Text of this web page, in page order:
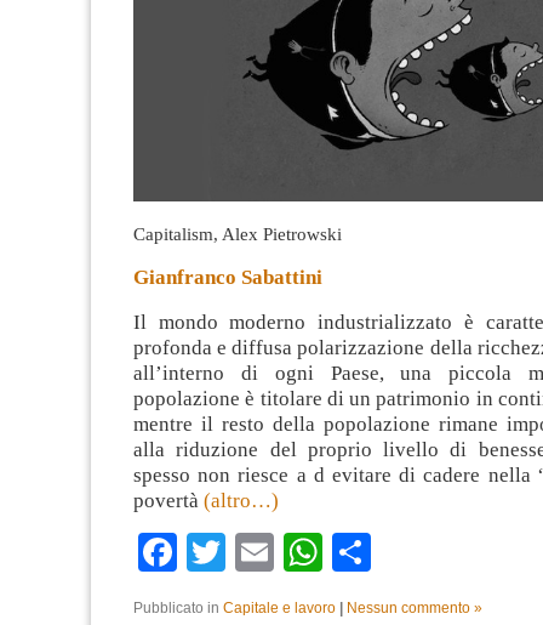
Capitalism, Alex Pietrowski
Gianfranco Sabattini
Il mondo moderno industrializzato è
profonda e diffusa polarizzazione della
all’interno di ogni Paese, una piccola
popolazione è titolare di un patrimonio in
mentre il resto della popolazione rimane
alla riduzione del proprio livello di
spesso non riesce a d evitare di cadere nella
povertà (altro…)
Facebook
TwitterEmailWhatsApp
Pubblicato in Capitale e lavoro | Nessun commento »